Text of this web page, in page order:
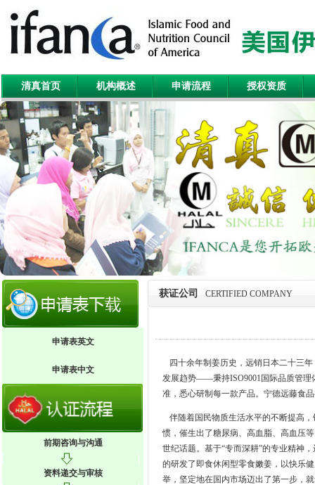
清真首页 机构概述 申请流程 授权资质
申请表英文
申请表中文
前期咨询与沟通
资料递交与审核
获证公司 CERTIFIED COMPANY
四十余年制姜历史，远销日本二十三
发展趋势——秉持ISO9001国际品质管理
准，悉心研制每一款产品。 宁德远藤食
伴随着国民物质生活水平的不断提高
惯，催生出了糖尿病、高血脂、高血压
世纪话题。基于“专而深耕”的专业精神
的研发了即食休闲型零食嫩姜，以快乐
举，坚定地在国内市场迈出了第一步，